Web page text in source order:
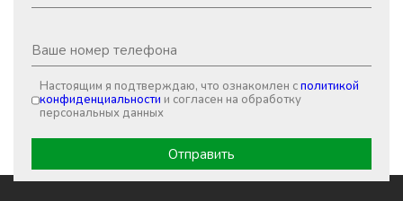
Настоящим я подтверждаю, что ознакомлен сполитикой
конфиденциальности и согласен на обработку
персональных данных